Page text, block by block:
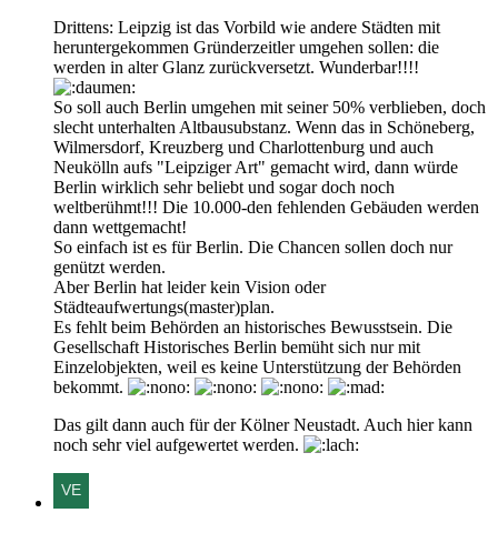
Drittens: Leipzig ist das Vorbild wie andere Städten mit
heruntergekommen Gründerzeitler umgehen sollen: die
werden in alter Glanz zurückversetzt. Wunderbar!!!!
So soll auch Berlin umgehen mit seiner 50% verblieben, doch
slecht unterhalten Altbausubstanz. Wenn das in Schöneberg,
Wilmersdorf, Kreuzberg und Charlottenburg und auch
Neukölln aufs "Leipziger Art" gemacht wird, dann würde
Berlin wirklich sehr beliebt und sogar doch noch
weltberühmt!!! Die 10.000-den fehlenden Gebäuden werden
dann wettgemacht!
So einfach ist es für Berlin. Die Chancen sollen doch nur
genützt werden.
Aber Berlin hat leider kein Vision oder
Städteaufwertungs(master)plan.
Es fehlt beim Behörden an historisches Bewusstsein. Die
Gesellschaft Historisches Berlin bemüht sich nur mit
Einzelobjekten, weil es keine Unterstützung der Behörden
bekommt.
Das gilt dann auch für der Kölner Neustadt. Auch hier kann
noch sehr viel aufgewertet werden.